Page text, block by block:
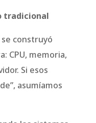
tradicional
construyó
CPU, memoria,
Si esos
asumíamos